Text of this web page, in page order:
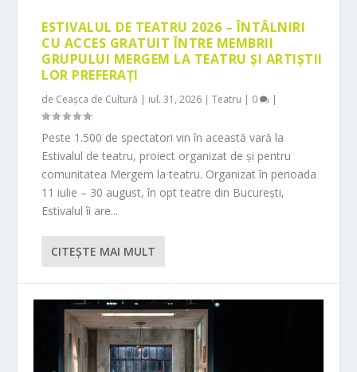
ESTIVALUL DE TEATRU 2026 – ÎNTÂLNIRI
CU ACCES GRATUIT ÎNTRE MEMBRII
GRUPULUI MERGEM LA TEATRU ȘI ARTIȘTII
LOR PREFERAȚI
de Ceașca de Cultură | iul. 31, 2026 |Teatru | 0 |
Peste 1.500 de spectatori vin în această vară la
Estivalul de teatru, proiect organizat de și pentru
comunitatea Mergem la teatru. Organizat în perioada
11 iulie – 30 august, în opt teatre din București,
Estivalul îi are...
CITEŞTE MAI MULT